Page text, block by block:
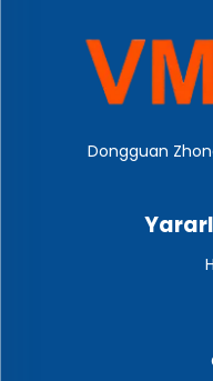
Dongguan